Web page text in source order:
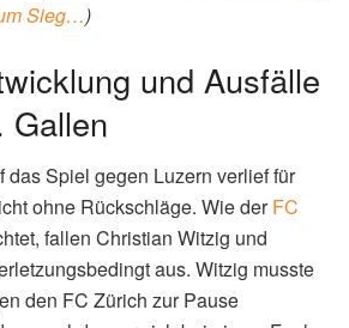
Sieg…)
und Ausfälle
Gallen
das Spiel gegen Luzern verlief für
ohne Rückschläge. Wie derFC
fallen Christian Witzig und
aus. Witzig musste
den FC Zürich zur Pause